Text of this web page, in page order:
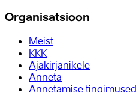
Organisatsioon
Meist
KKK
Ajakirjanikele
Anneta
Annetamise tingimused